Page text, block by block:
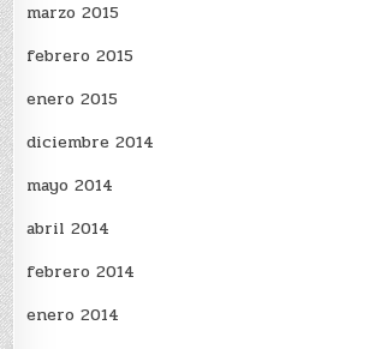
marzo 2015
febrero 2015
enero 2015
diciembre 2014
mayo 2014
abril 2014
febrero 2014
enero 2014